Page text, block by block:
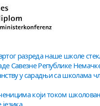
разреда наше школе
Савезне Републике
у сарадњи са школама
који током